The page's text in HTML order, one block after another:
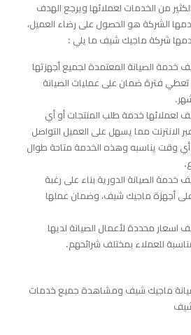
من الخدمات لعملائها ويرجع الهدف
الشركة هو الحصول على رضاء العميل،
شركة ماجيك شيف ما يلي :
الصيانة المعتمدة لجميع أجهزتها
تعطي فترة ضمان على عمليات الصيانة
لعملائها خدمة طلب المنتجات أو أي
الانترنت مما يسهل على العميل التواصل
وقت يناسبه وهذه الخدمة متاحة طوال
الصيانة الدورية بناء على رغبة
على أجهزة ماجيك شيف، وضمان عملها
محددة لأعمال الصيانة لديها
للعملاء بمختلف شرائحهم.
ماجيك شيف ومشاهدة جميع خدمات